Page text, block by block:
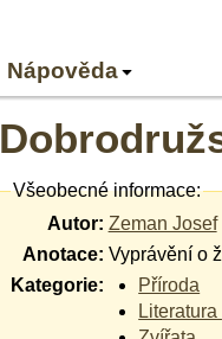
Nápověda
Všeobecné informace:
Autor: Zeman Josef
Anotace: Vyprávění o
Kategorie:
Příroda